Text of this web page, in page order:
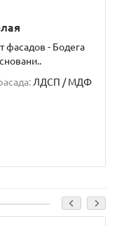
- Бодега
ЛДСП / МДФ